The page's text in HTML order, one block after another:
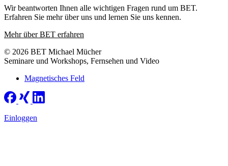
Wir beantworten Ihnen alle wichtigen Fragen rund um BET.
Erfahren Sie mehr über uns und lernen Sie uns kennen.
Mehr über BET erfahren
© 2026 BET Michael Mücher
Seminare und Workshops, Fernsehen und Video
Magnetisches Feld
Einloggen